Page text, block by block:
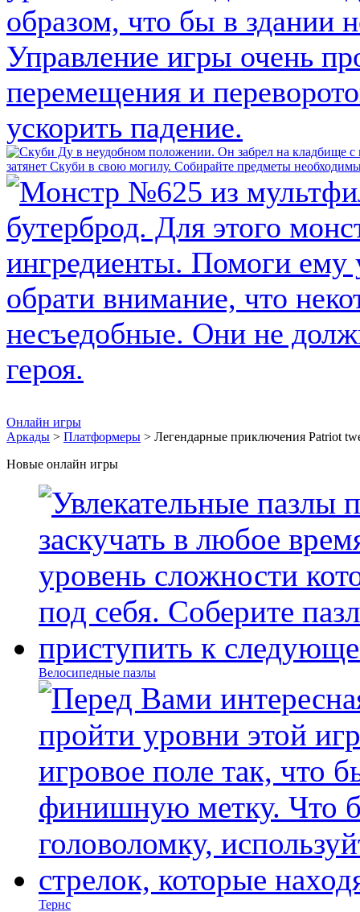
Онлайн игры
Аркады > Платформеры > Легендарные приключения Patriot
Новые онлайн игры
Велосипедные пазлы
Тернс